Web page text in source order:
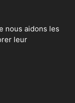
nous aidons les
leur